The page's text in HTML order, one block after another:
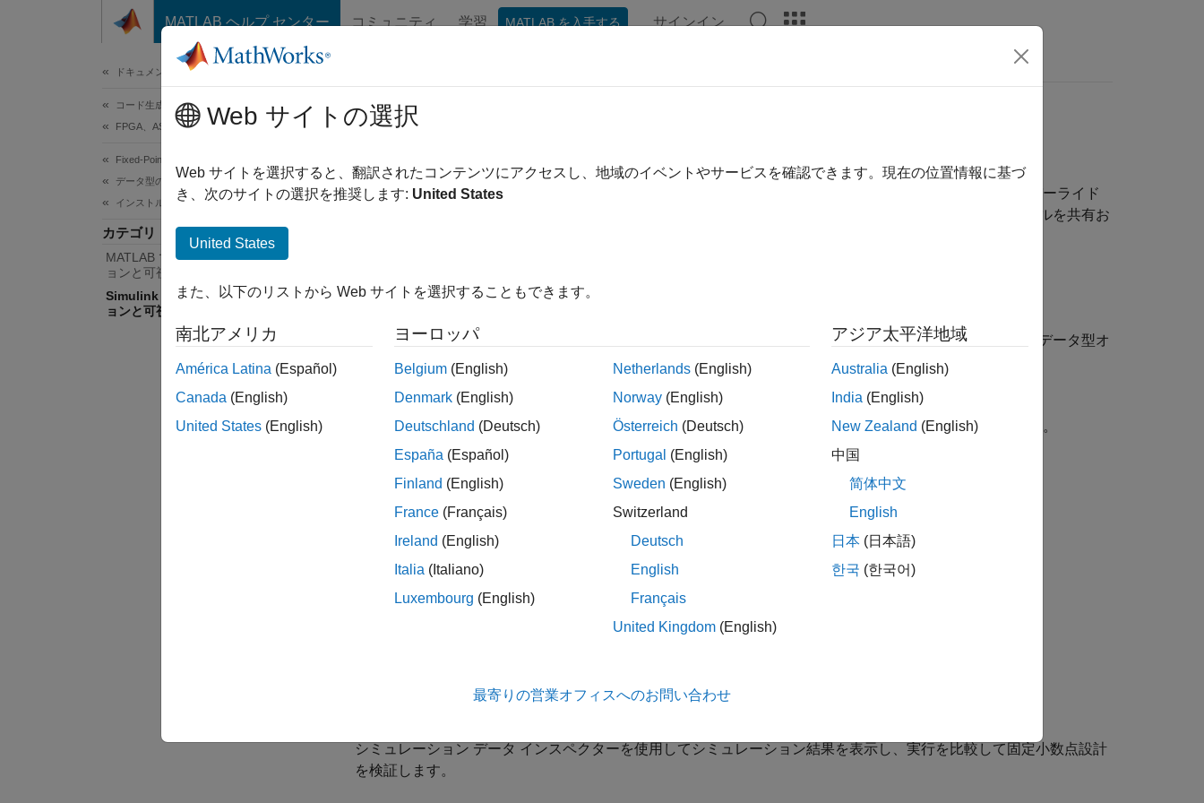
コンテンツへスキップ
MATLAB ヘルプ センター コミュニティ 学習 MATLAB を入手する サインイン
ドキュメンテーションのホーム
コード生成
FPGA、ASIC、および SoC 開発
Fixed-Point Designer
データ型の調査
インストルメンテーションと可視化
カテゴリ
MATLAB でのインストルメンテーシ
ョンと可視化
Simulink でのインストルメンテーシ
ョンと可視化
Simulink
Simulink ®でシミュレーション データと統計を収集し、可視化を使用して設計を調査する
固定小数点ツールで可視化を使用して、設計をさらに詳しく調査および解析します。また、データ型オーバーライド
の設定を使用して、Fixed-Point Designer™ ソフトウェアを使用せずに固定小数点ブロックが含まれるモデルを共有お
トピック
Fixed-Point Designer ソフトウェアを使用せずに固定小数点ブロックを含むモデルを共有し編集するためのデータ型オ
ーバーライド設定。
固定小数点のインストルメンテーションおよびデータ型オーバーライド
シミュレーション範囲の収集時に、範囲データの収集を有効にし、モデルのデータ型をオーバーライドする。
固定小数点ツールでの範囲収集のためのカスタム データ型オーバーライド設定を指定する。
範囲の収集手法の選択
固定小数点ツールでのビューの制御
での情報のフィルター処理、並べ替え、および解析。
を使用して浮動小数点データ型と固定小数点データ型を比較する方法を示す例。
シミュレーション データ インスペクターを使用してシミュレーション結果を表示し、実行を比較して固定小数点設計
を検証します。
Web サイトの選択
Web サイトを選択すると、翻訳されたコンテンツにアクセスし、地域のイベントやサービスを確認できます。現在の位置情報に基づ
き、次のサイトの選択を推奨します: United States
United States
また、以下のリストから Web サイトを選択することもできます。
南北アメリカ
América Latina (Español)
Canada (English)
United States (English)
ヨーロッパ
Belgium (English)
Denmark (English)
Deutschland (Deutsch)
España (Español)
Finland (English)
France (Français)
Ireland (English)
Italia (Italiano)
Luxembourg (English)
Netherlands (English)
Norway (English)
Österreich (Deutsch)
Portugal (English)
Sweden (English)
Switzerland
Deutsch
English
Français
United Kingdom (English)
アジア太平洋地域
Australia (English)
India (English)
New Zealand (English)
中国
简体中文
English
日本 (日本語)
한국 (한국어)
最寄りの営業オフィスへのお問い合わせ